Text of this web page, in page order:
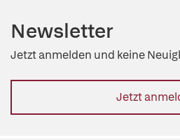
Newsletter
Jetzt anmelden und keine
Jetzt